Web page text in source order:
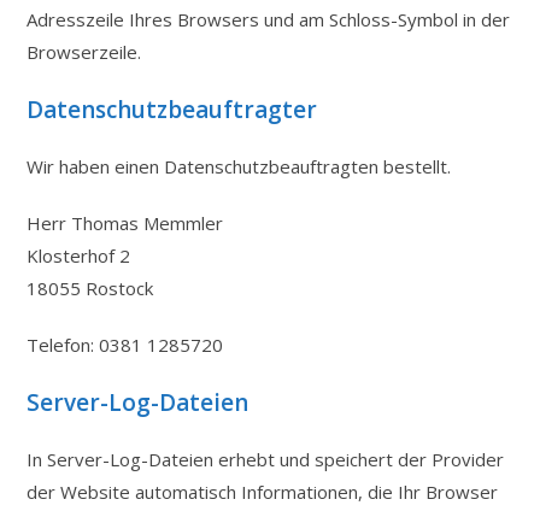
Adresszeile Ihres Browsers und am Schloss-Symbol in der
Browserzeile.
Datenschutzbeauftragter
Wir haben einen Datenschutzbeauftragten bestellt.
Herr Thomas Memmler
Klosterhof 2
18055 Rostock
Telefon: 0381 1285720
Server-Log-Dateien
In Server-Log-Dateien erhebt und speichert der Provider
der Website automatisch Informationen, die Ihr Browser